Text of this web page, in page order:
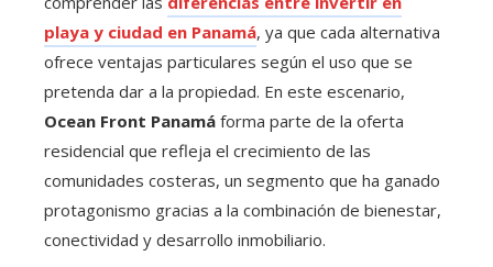
playa y ciudad en Panamá, ya que cada alternativa
ofrece ventajas particulares según el uso que se
pretenda dar a la propiedad. En este escenario,
Ocean Front Panamá forma parte de la oferta
residencial que refleja el crecimiento de las
comunidades costeras, un segmento que ha ganado
protagonismo gracias a la combinación de bienestar,
conectividad y desarrollo inmobiliario.